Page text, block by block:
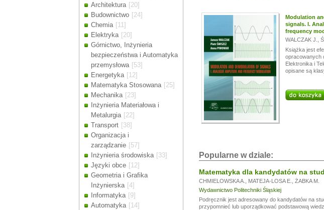
Drodzy Klienci!
Ze względu na przerwę wakacyjną,
zamówienia mogą być realizowane z
Dziękujemy za wyrozumiałość.
Architektura [20]
Budownictwo [24]
Chemia [11]
Elektryka [20]
Górnictwo, Inżynieria
bezpieczeństwa i Automatyka
przemysłowa [53]
Energetyka [12]
Matematyka Stosowana [25]
Mechanika [23]
Inżynieria Materiałowa i
Metalurgia [22]
Transport [38]
Organizacja i
zarządzanie [57]
Inżynieria środowiska [33]
Języki obce [12]
Geometria i Grafika
Inżynierska [4]
Informatyka [9]
Automatyka [14]
Modulation
signals. I.
frequency
WALCZAK J.
Książka jest
opracowanych
Elektronika i
opisane są
Popularne w dziale:
Matematyka dla kandydatów na
CHMIELOWSKA A. MATEJA-LOSA E.
ŻABKA M.
Wydawnictwo Politechniki Śląskiej
Podręcznik jest adresowany do kandydatów na
przypomnieć lub uporządkować podstawową